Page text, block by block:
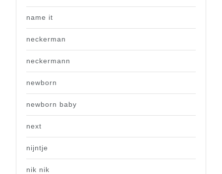
name it
neckerman
neckermann
newborn
newborn baby
next
nijntje
nik nik